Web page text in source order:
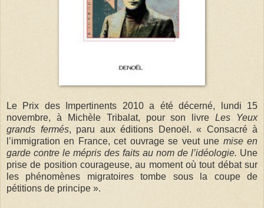
Le Prix des Impertinents 2010 a été décerné, lundi 15
novembre, à Michèle Tribalat, pour son livreLes Yeux
grands fermés, paru aux éditions Denoël. « Consacré à
l’immigration en France, cet ouvrage se veut une mise en
garde contre le mépris des faits au nom de l’idéologie. Une
prise de position courageuse, au moment où tout débat sur
les phénomènes migratoires tombe sous la coupe de
pétitions de principe ».